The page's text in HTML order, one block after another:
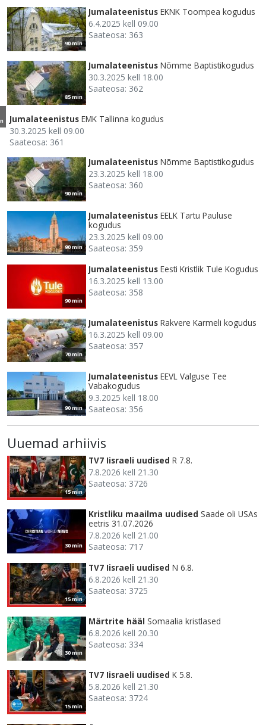
90 min
Jumalateenistus EKNK Toompea kogudus
6.4.2025 kell 09.00
Saateosa: 363
85 min
Jumalateenistus Nõmme Baptistikogudus
30.3.2025 kell 18.00
Saateosa: 362
Jumalateenistus EMK Tallinna kogudus
30.3.2025 kell 09.00
Saateosa: 361
90 min
Jumalateenistus Nõmme Baptistikogudus
23.3.2025 kell 18.00
Saateosa: 360
90 min
Jumalateenistus EELK Tartu Pauluse
kogudus
23.3.2025 kell 09.00
Saateosa: 359
90 min
Jumalateenistus Eesti Kristlik Tule Kogudus
16.3.2025 kell 13.00
Saateosa: 358
70 min
Jumalateenistus Rakvere Karmeli kogudus
16.3.2025 kell 09.00
Saateosa: 357
90 min
Jumalateenistus EEVL Valguse Tee
Vabakogudus
9.3.2025 kell 18.00
Saateosa: 356
Uuemad arhiivis
15 min
TV7 Iisraeli uudised R 7.8.
7.8.2026 kell 21.30
Saateosa: 3726
30 min
Kristliku maailma uudised Saade oli USAs
eetris 31.07.2026
7.8.2026 kell 21.00
Saateosa: 717
15 min
TV7 Iisraeli uudised N 6.8.
6.8.2026 kell 21.30
Saateosa: 3725
30 min
Märtrite hääl Somaalia kristlased
6.8.2026 kell 20.30
Saateosa: 334
15 min
TV7 Iisraeli uudised K 5.8.
5.8.2026 kell 21.30
Saateosa: 3724